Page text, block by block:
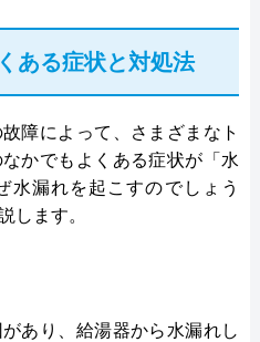
ある症状と対処法
障によって、さまざまなト
かでもよくある症状が「水
水漏れを起こすのでしょう
します。
あり、給湯器から水漏れし